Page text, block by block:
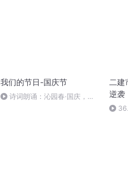
我们的节日-国庆节
诗词朗诵：沁园春·国庆，朗
二建
逆袭